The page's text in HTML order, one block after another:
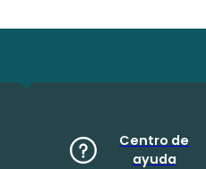
Centro de
ayuda